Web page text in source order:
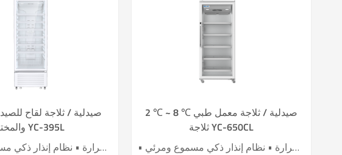
والمختبر YC-395L
• أداء تبريد الهواء الرائد • تحسين كفاءة توفير الطاقة بنسبة 40٪ + • باب تسخين كهربائي لتأثير أفضل ضد التكثيف • 7 حساسات لدقة عالية للتحكم بدرجة الحرارة • نظام إنذار ذكي مسموع ومرئي
2 ℃ ~ 8 ℃ صيدلية / ثلاجة معمل طبي
ثلاجة YC-650CL
• أداء تبريد الهواء الرائد • تحسين كفاءة توفير الطاقة بنسبة 40٪ + • باب تسخين كهربائي لتأثير أفضل ضد التكثيف • 6 حساسات لدقة عالية للتحكم بدرجة الحرارة • نظام إنذار ذكي مسموع ومرئي